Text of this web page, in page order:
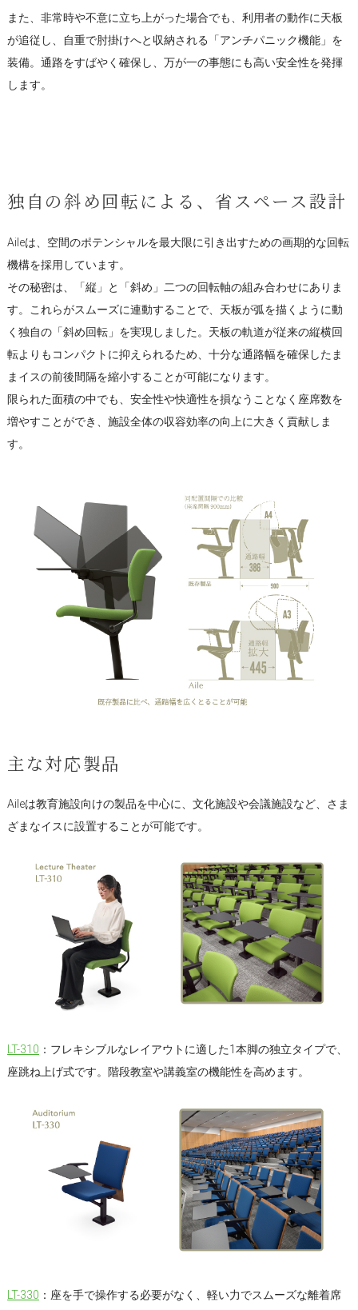
また、非常時や不意に立ち上がった場合でも、利用者の動作に天板
が追従し、自重で肘掛けへと収納される「アンチパニック機能」を
装備。通路をすばやく確保し、万が一の事態にも高い安全性を発揮
します。
独自の斜め回転による、省スペース設計
Aileは、空間のポテンシャルを最大限に引き出すための画期的な回転
機構を採用しています。
その秘密は、「縦」と「斜め」二つの回転軸の組み合わせにありま
す。これらがスムーズに連動することで、天板が弧を描くように動
く独自の「斜め回転」を実現しました。天板の軌道が従来の縦横回
転よりもコンパクトに抑えられるため、十分な通路幅を確保したま
まイスの前後間隔を縮小することが可能になります。
限られた面積の中でも、安全性や快適性を損なうことなく座席数を
増やすことができ、施設全体の収容効率の向上に大きく貢献しま
す。
主な対応製品
Aileは教育施設向けの製品を中心に、文化施設や会議施設など、さま
ざまなイスに設置することが可能です。
LT-310 ：フレキシブルなレイアウトに適した1本脚の独立タイプで、
座跳ね上げ式です。階段教室や講義室の機能性を高めます。
LT-330 ：座を手で操作する必要がなく、軽い力でスムーズな離着席